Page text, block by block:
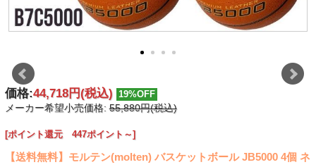
価格:44,718円(税込) 19%OFF
メーカー希望小売価格:55,880円(税込)
[ポイント還元 447ポイント～]
【送料無料】モルテン(molten) バスケットボール JB5000 4個 ネ